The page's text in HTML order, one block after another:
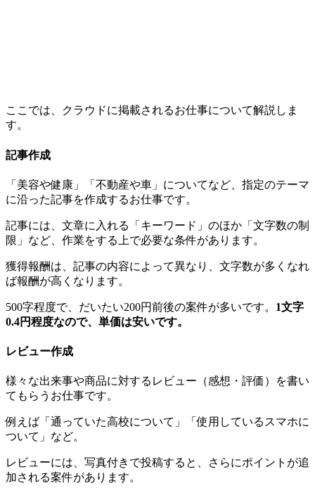
ここでは、クラウドに掲載されるお仕事について解説しま
す。
記事作成
「美容や健康」「不動産や車」についてなど、指定のテーマ
に沿った記事を作成するお仕事です。
記事には、文章に入れる「キーワード」のほか「文字数の制
限」など、作業をする上で必要な条件があります。
獲得報酬は、記事の内容によって異なり、文字数が多くなれ
ば報酬が高くなります。
500字程度で、だいたい200円前後の案件が多いです。 1文字
0.4円程度なので、単価は安いです。
レビュー作成
様々な出来事や商品に対するレビュー（感想・評価）を書い
てもらうお仕事です。
例えば「通っていた高校について」「使用しているスマホに
ついて」など。
レビューには、写真付きで投稿すると、さらにポイントが追
加される案件があります。